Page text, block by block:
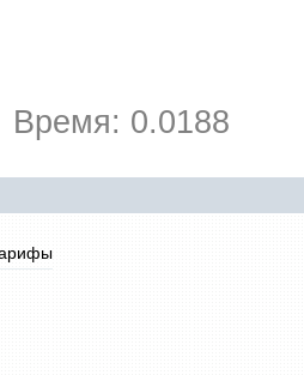
Время: 0.0188